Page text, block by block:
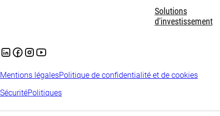
Solutions
d'investissement
Mentions légalesPolitique de confidentialité et de cookies
SécuritéPolitiques